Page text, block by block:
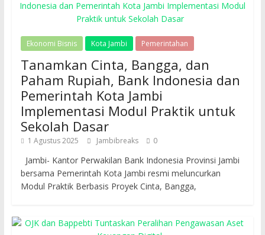
Ekonomi Bisnis Kota Jambi Pemerintahan
Tanamkan Cinta, Bangga, dan
Paham Rupiah, Bank Indonesia dan
Pemerintah Kota Jambi
Implementasi Modul Praktik untuk
Sekolah Dasar
1 Agustus 2025 Jambibreaks 0
Jambi- Kantor Perwakilan Bank Indonesia Provinsi Jambi
bersama Pemerintah Kota Jambi resmi meluncurkan
Modul Praktik Berbasis Proyek Cinta, Bangga,